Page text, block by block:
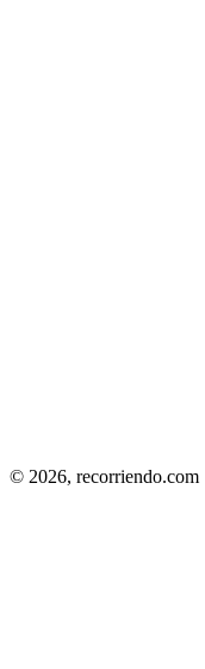
© 2026, recorriendo.com